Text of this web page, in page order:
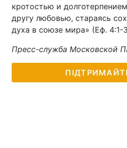
кротостью и
другу любовью, стараясь
духа в союзе мира» (Еф. 4:1-
Пресс-служба Московской